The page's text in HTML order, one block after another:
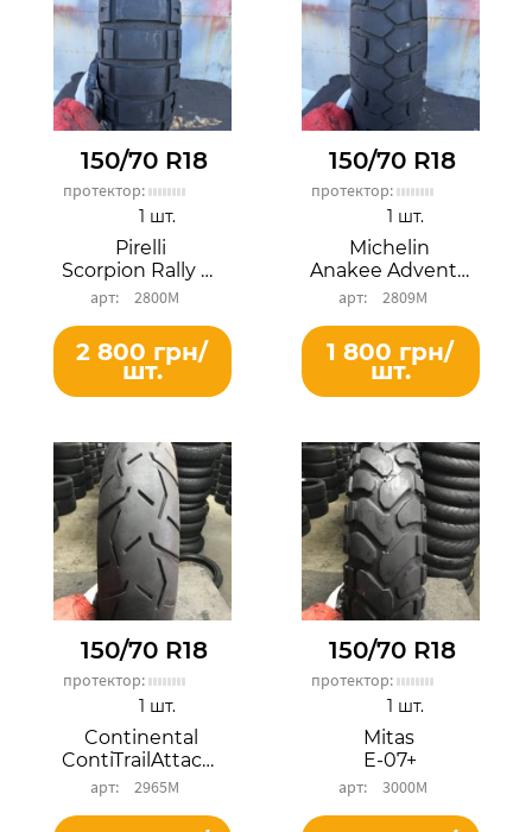
150/70 R18
протектор:
Pirelli
Scorpion Rally STR
2800М
1 шт.
2 800 грн/
шт.
150/70 R18
протектор:
Michelin
Anakee Adventure
2809М
1 шт.
1 800 грн/
шт.
150/70 R18
протектор:
Continental
ContiTrailAttack 3
2965М
1 шт.
150/70 R18
протектор:
Mitas
E-07+
3000М
1 шт.